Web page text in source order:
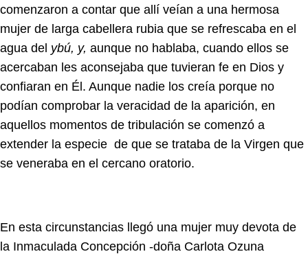
comenzaron a contar que allí veían a una hermosa
mujer de larga cabellera rubia que se refrescaba en el
agua del ybú, y, aunque no hablaba, cuando ellos se
acercaban les aconsejaba que tuvieran fe en Dios y
confiaran en Él. Aunque nadie los creía porque no
podían comprobar la veracidad de la aparición, en
aquellos momentos de tribulación se comenzó a
extender la especie de que se trataba de la Virgen que
se veneraba en el cercano oratorio.
En esta circunstancias llegó una mujer muy devota de
la Inmaculada Concepción -doña Carlota Ozuna